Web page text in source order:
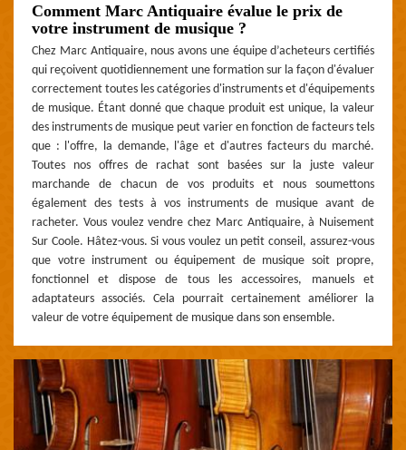
Comment Marc Antiquaire évalue le prix de
votre instrument de musique ?
Chez Marc Antiquaire, nous avons une équipe d’acheteurs certifiés
qui reçoivent quotidiennement une formation sur la façon d'évaluer
correctement toutes les catégories d'instruments et d'équipements
de musique. Étant donné que chaque produit est unique, la valeur
des instruments de musique peut varier en fonction de facteurs tels
que : l'offre, la demande, l'âge et d'autres facteurs du marché.
Toutes nos offres de rachat sont basées sur la juste valeur
marchande de chacun de vos produits et nous soumettons
également des tests à vos instruments de musique avant de
racheter. Vous voulez vendre chez Marc Antiquaire, à Nuisement
Sur Coole. Hâtez-vous. Si vous voulez un petit conseil, assurez-vous
que votre instrument ou équipement de musique soit propre,
fonctionnel et dispose de tous les accessoires, manuels et
adaptateurs associés. Cela pourrait certainement améliorer la
valeur de votre équipement de musique dans son ensemble.